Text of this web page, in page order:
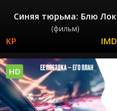
Синяя тюрьма: Блю Лок
(фильм)
HD